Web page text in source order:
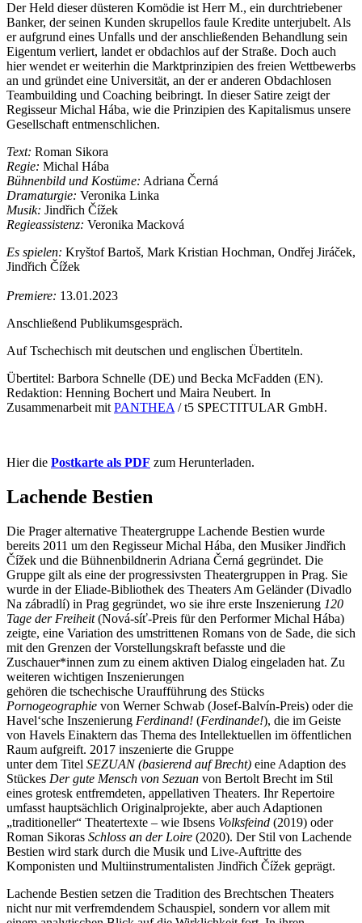
Der Held dieser düsteren Komödie ist Herr M., ein durchtriebener
Banker, der seinen Kunden skrupellos faule Kredite unterjubelt. Als
er aufgrund eines Unfalls und der anschließenden Behandlung sein
Eigentum verliert, landet er obdachlos auf der Straße. Doch auch
hier wendet er weiterhin die Marktprinzipien des freien Wettbewerbs
an und gründet eine Universität, an der er anderen Obdachlosen
Teambuilding und Coaching beibringt. In dieser Satire zeigt der
Regisseur Michal Hába, wie die Prinzipien des Kapitalismus unsere
Gesellschaft entmenschlichen.
Text: Roman Sikora
Regie: Michal Hába
Bühnenbild und Kostüme: Adriana Černá
Dramaturgie: Veronika Linka
Musik: Jindřich Čížek
Regieassistenz: Veronika Macková
Es spielen: Kryštof Bartoš, Mark Kristian Hochman, Ondřej Jiráček,
Jindřich Čížek
Premiere: 13.01.2023
Anschließend Publikumsgespräch.
Auf Tschechisch mit deutschen und englischen Übertiteln.
Übertitel: Barbora Schnelle (DE) und Becka McFadden (EN).
Redaktion: Henning Bochert und Maira Neubert. In
Zusammenarbeit mit PANTHEA / t5 SPECTITULAR GmbH.
Hier die Postkarte als PDF zum Herunterladen.
Lachende Bestien
Die Prager alternative Theatergruppe Lachende Bestien wurde
bereits 2011 um den Regisseur Michal Hába, den Musiker Jindřich
Čížek und die Bühnenbildnerin Adriana Černá gegründet. Die
Gruppe gilt als eine der progressivsten Theatergruppen in Prag. Sie
wurde in der Eliade-Bibliothek des Theaters Am Geländer (Divadlo
Na zábradlí) in Prag gegründet, wo sie ihre erste Inszenierung 120
Tage der Freiheit(Nová-síť-Preis für den Performer Michal Hába)
zeigte, eine Variation des umstrittenen Romans von de Sade, die sich
mit den Grenzen der Vorstellungskraft befasste und die
Zuschauer*innen zum zu einem aktiven Dialog eingeladen hat. Zu
weiteren wichtigen Inszenierungen
gehören die tschechische Uraufführung des Stücks
Pornogeographie von Werner Schwab (Josef-Balvín-Preis) oder die
Havel‘sche Inszenierung Ferdinand! (Ferdinande!), die im Geiste
von Havels Einaktern das Thema des Intellektuellen im öffentlichen
Raum aufgreift. 2017 inszenierte die Gruppe
unter dem Titel SEZUAN (basierend auf Brecht) eine Adaption des
Stückes Der gute Mensch von Sezuan von Bertolt Brecht im Stil
eines grotesk entfremdeten, appellativen Theaters. Ihr Repertoire
umfasst hauptsächlich Originalprojekte, aber auch Adaptionen
„traditioneller“ Theatertexte – wie Ibsens Volksfeind (2019) oder
Roman Sikoras Schloss an der Loire (2020). Der Stil von Lachende
Bestien wird stark durch die Musik und Live-Auftritte des
Komponisten und Multiinstrumentalisten Jindřich Čížek geprägt.
Lachende Bestien setzen die Tradition des Brechtschen Theaters
nicht nur mit verfremdendem Schauspiel, sondern vor allem mit